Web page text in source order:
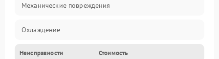
Механические повреждения
Охлаждение
Механика
Неисправности Стоимость